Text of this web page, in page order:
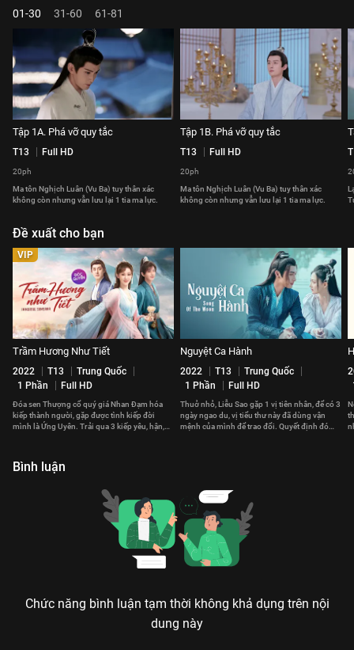
01-30 31-60 61-81
Tập 1A. Phá vỡ quy tắc
T13 Full HD
20ph
Ma tôn Nghịch Luân (Vu Ba) tuy thân xác
không còn nhưng vẫn lưu lại 1 tia ma lực.
Tập 1B. Phá vỡ quy tắc
T13 Full HD
20ph
Ma tôn Nghịch Luân (Vu Ba) tuy thân xác
không còn nhưng vẫn lưu lại 1 tia ma lực.
Đề xuất cho bạn
VIP
Trầm Hương Như Tiết
2022 T13
Trung Quốc
1 Phần
Full HD
Đóa sen Thượng cổ quý giá Nhan Đạm hóa
kiếp thành người, gặp được tình kiếp đời
mình là Ứng Uyên. Trải qua 3 kiếp yêu, hận,
Nguyệt Ca Hành
2022 T13
Trung Quốc
1 Phần
Full HD
Thuở nhỏ, Liễu Sao gặp 1 vị tiên nhân, để có 3
ngày ngao du, vị tiểu thư này đã dùng vận
mệnh của mình để trao đổi. Quyết định đó
Bình luận
Chức năng bình luận tạm thời không khả dụng trên nội
dung này